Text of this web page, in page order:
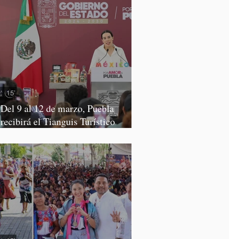
Del 9 al 12 de marzo, Puebla
recibirá el Tianguis Turístico